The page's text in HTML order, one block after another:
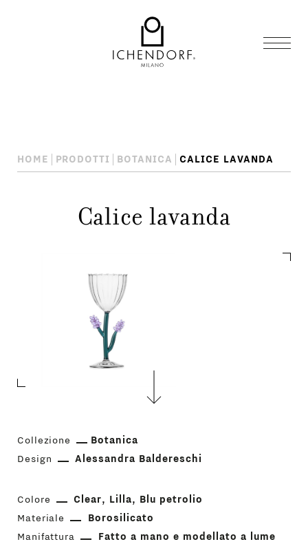
HOME PRODOTTI BOTANICA CALICE LAVANDA
Calice lavanda
Collezione
Botanica
Design
Alessandra Baldereschi
Colore Clear Lilla
Blu petrolio
Materiale
Borosilicato
Manifattura
Fatto a mano e modellato a lume